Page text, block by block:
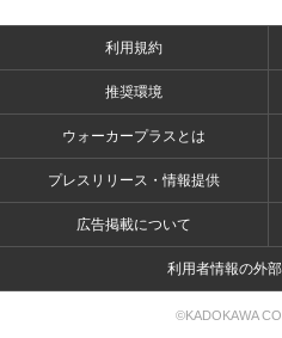
利用規約
推奨環境
ウォーカープラスとは
プレスリリース・情報提供
広告掲載について
利用者情報の外
©KADOKAWA